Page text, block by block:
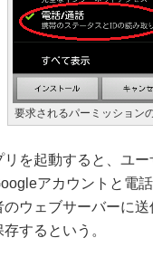
要求されるパーミッション
を起動すると、ユー
アカウントと電
ウェブサーバーに
するという。